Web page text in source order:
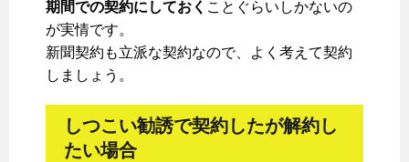
期間での契約にしておく ことぐらいしかないの
が実情です。
新聞契約も立派な契約なので、よく考えて契約
しましょう。
しつこい勧誘で契約したが解約し
たい場合